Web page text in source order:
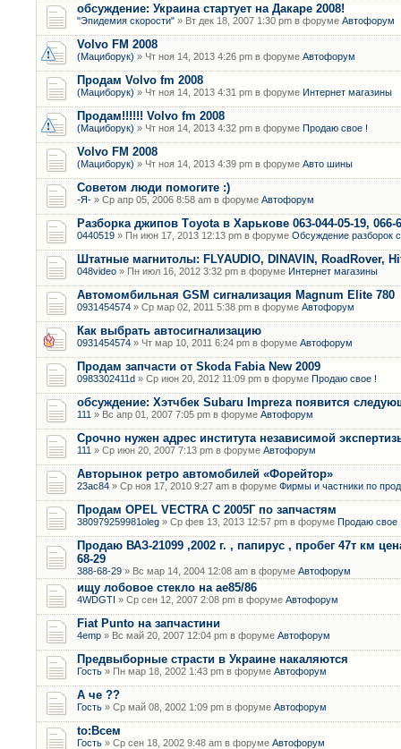
обсуждение: Украина стартует на Дакаре 2008!
"Эпидемия скорости" » Вт дек 18, 2007 1:30 pm в форуме Автофорум
Volvo FM 2008
(Мациборук) » Чт ноя 14, 2013 4:26 pm в форуме Автофорум
Продам Volvo fm 2008
(Мациборук) » Чт ноя 14, 2013 4:31 pm в форуме Интернет магазины
Продам!!!!!! Volvo fm 2008
(Мациборук) » Чт ноя 14, 2013 4:32 pm в форуме Продаю свое !
Volvo FM 2008
(Мациборук) » Чт ноя 14, 2013 4:39 pm в форуме Авто шины
Советом люди помогите :)
-Я- » Ср апр 05, 2006 8:58 am в форуме Автофорум
Разборка джипов Тoyota в Харькове 063-044-05-19, 066-
0440519 » Пн июн 17, 2013 12:13 pm в форуме Обсуждение разборок
Штатные магнитолы: FLYAUDIO, DINAVIN, RoadRover,
048video » Пн июл 16, 2012 3:32 pm в форуме Интернет магазины
Автомомбильная GSM сигнализация Magnum Elite 780
0931454574 » Ср мар 02, 2011 5:38 pm в форуме Автофорум
Как выбрать автосигнализацию
0931454574 » Чт мар 10, 2011 6:24 pm в форуме Автофорум
Продам запчасти от Skoda Fabia New 2009
0983302411d » Ср июн 20, 2012 11:09 pm в форуме Продаю свое !
обсуждение: Хэтчбек Subaru Impreza появится
111 » Вс апр 01, 2007 7:05 pm в форуме Автофорум
Срочно нужен адрес института независимой
111 » Ср июн 20, 2007 7:13 pm в форуме Автофорум
Авторынок ретро автомобилей «Форейтор»
23ac84 » Ср ноя 17, 2010 9:27 am в форуме Фирмы и частники по
Продам OPEL VECTRA C 2005Г по запчастям
380979259981oleg » Ср фев 13, 2013 12:57 pm в форуме Продаю свое
Продаю ВАЗ-21099 ,2002 г. , папирус , пробег 47т км
68-29
388-68-29 » Вс мар 14, 2004 12:08 am в форуме Автофорум
ищу лобовое стекло на ае85/86
4WDGTI » Ср сен 12, 2007 2:08 pm в форуме Автофорум
Fiat Punto на запчастини
4emp » Вс май 20, 2007 12:04 pm в форуме Автофорум
Предвыборные страсти в Украине накаляются
Гость » Пн мар 18, 2002 1:43 pm в форуме Автофорум
А че ??
Гость » Ср май 08, 2002 1:09 pm в форуме Автофорум
to:Всем
Гость » Ср сен 18, 2002 9:48 am в форуме Автофорум